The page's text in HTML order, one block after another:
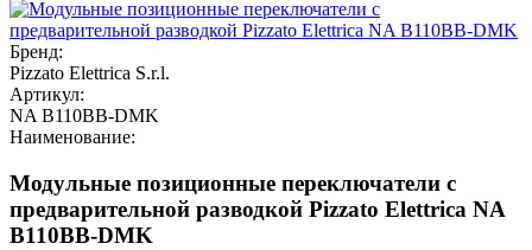
Бренд:
Pizzato Elettrica S.r.l.
Артикул:
NA B110BB-DMK
Наименование:
Модульные позиционные переключатели с
предварительной разводкой Pizzato Elettrica NA
B110BB-DMK